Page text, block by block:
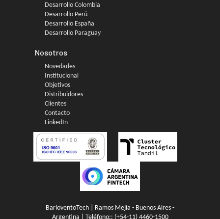
Desarrollo Colombia
Desarrollo Perú
Desarrollo España
Desarrollo Paraguay
Nosotros
Novedades
Institucional
Objetivos
Distribuidores
Clientes
Contacto
LinkedIn
BarloventoTech | Ramos Mejía - Buenos Aires -
Argentina | Teléfono:: (+54-11) 4460-1500